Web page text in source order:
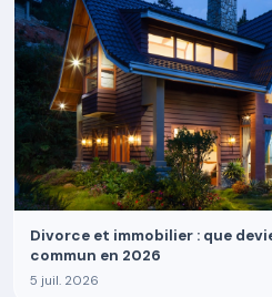
Divorce et immobilier : que
commun en 2026
5 juil. 2026